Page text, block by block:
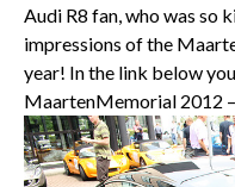
Audi R8 fan, who was so
impressions of the
year! In the link below
MaartenMemorial 2012